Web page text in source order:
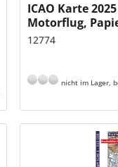
ICAO Karte
Motorflug,
gefalzt, 1:500.000
12774
nicht im Lager,